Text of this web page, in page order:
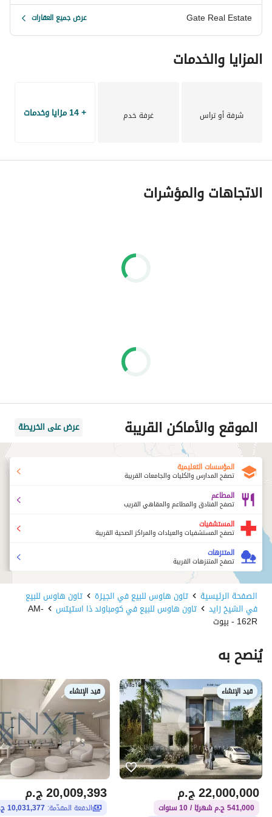
Gate Real Estate عرض جميع العقارات
المزايا والخدمات
شرفة أو تراس غرفة خدم + 14 مزايا وخدمات
الاتجاهات والمؤشرات
الموقع والأماكن القريبة عرض على الخريطة
المؤسسات التعليمية
تصفح المدارس والكليات والجامعات القريبة
المطاعم
تصفح الفنادق والمطاعم والمقاهي القريب
المستشفيات
تصفح المستشفيات والعيادات والمراكز الصحية القريبة
المتنزهات
تصفح المتنزهات القريبة
الصفحة الرئيسية تاون هاوس للبيع في الجيزة تاون هاوس للبيع
في الشيخ زايد تاون هاوس للبيع في كومباوند ذا استيتس AM-
162R - بيوت
يُنصح به
قيد الإنشاء
ج.م22,000,000
541,000 ج.م شهريًا / 10 سنوات
قيد الإنشاء
ج.م20,009,393
الدفعة المقدّمة: 10,031,377 ج.م